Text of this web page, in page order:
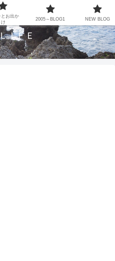
、BASEBALL and GUITAR
ＩＦＥ
とお出か
け
2005～BLOG1 NEW BLOG